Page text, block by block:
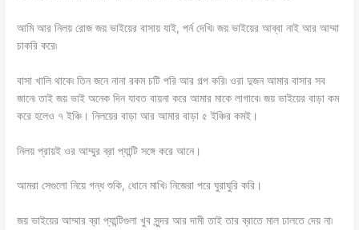
আমি আর নিলয় রোজ জয় ভাইয়ের বাসায় যাই, পর্ন দেখি৷ জয় ভাইয়ের আব্বা নাই আর আম্মা
চাকরি করে৷
বাসা খালি থাকে৷ তিন জনে নানা রকম চটি পরি আর গল্প করি৷ ওরা দুজন আমার বাসার সব
জানে৷ তাই জয় ভাই অনেক দিন যাবত বায়না করে আমার মাকে লাগাবে৷ জয় ভাইয়ের বাড়া কম
করে হলেও ৭ ইঞ্চি। নিলয়ের বাড়া আর আমার বাড়া ৫ ইঞ্চির কমই।
নিলয় প্রায়ই ওর আম্মুর ব্রা প্যান্টি সঙ্গে করে আনে।
আমরা সেগুলো নিয়ে গন্ধ শুকি, ধোনে মাখি৷ নিজেরা পরে ঘুরাঘুরি করি।
জয় ভাইয়ের আম্মার ব্রা প্যান্টিগুলা খুব সুন্দর আর দামী তাই তার ব্রাতে মাল ঢালতে দেয় না৷